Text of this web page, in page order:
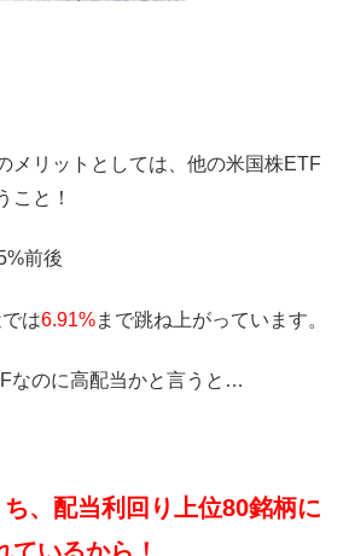
メリットとしては、他の米国株ETF
こと！
前後
は6.91%まで跳ね上がっています。
なのに高配当かと言うと…
、配当利回り上位80銘柄に